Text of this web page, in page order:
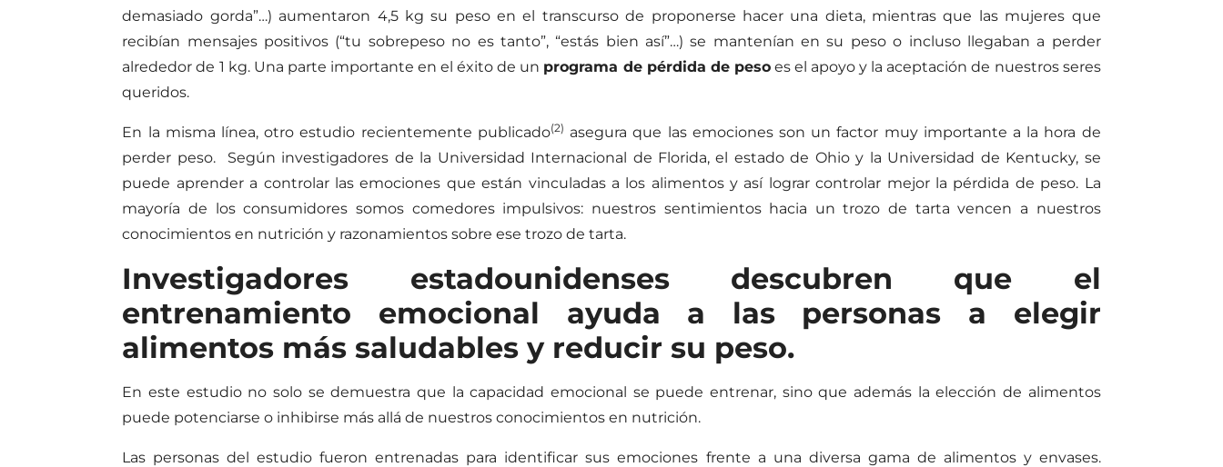
demasiado gorda”…) aumentaron 4,5 kg su peso en el transcurso de proponerse hacer una dieta, mientras que las mujeres que
recibían mensajes positivos (“tu sobrepeso no es tanto”, “estás bien así”…) se mantenían en su peso o incluso llegaban a perder
alrededor de 1 kg. Una parte importante en el éxito de un programa de pérdida de pesoes el apoyo y la aceptación de nuestros seres
queridos.
En la misma línea, otroestudio recientemente publicado(2) asegura que las emociones son un factor muy importante a la hora de
perder peso. Según investigadores de la Universidad Internacional de Florida, el estado de Ohio y la Universidad de Kentucky, se
puede aprender a controlar las emociones que están vinculadas a los alimentos y así lograr controlar mejor la pérdida de peso. La
mayoría de los consumidores somos comedores impulsivos: nuestros sentimientos hacia un trozo de tarta vencen a nuestros
conocimientos en nutrición y razonamientos sobre ese trozo de tarta.
Investigadores estadounidenses descubren que el
entrenamiento emocional ayuda a las personas a elegir
alimentos más saludables y reducir su peso.
En este estudio no solo se demuestra que la capacidad emocional se puede entrenar, sino que además la elección de alimentos
puede potenciarse o inhibirse más allá de nuestros conocimientos en nutrición.
Las personas del estudio fueron entrenadas para identificar sus emociones frente a una diversa gama de alimentos y envases.